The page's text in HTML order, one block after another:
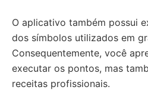
O aplicativo também possui
dos símbolos utilizados em
Consequentemente, você
executar os pontos, mas
receitas profissionais.